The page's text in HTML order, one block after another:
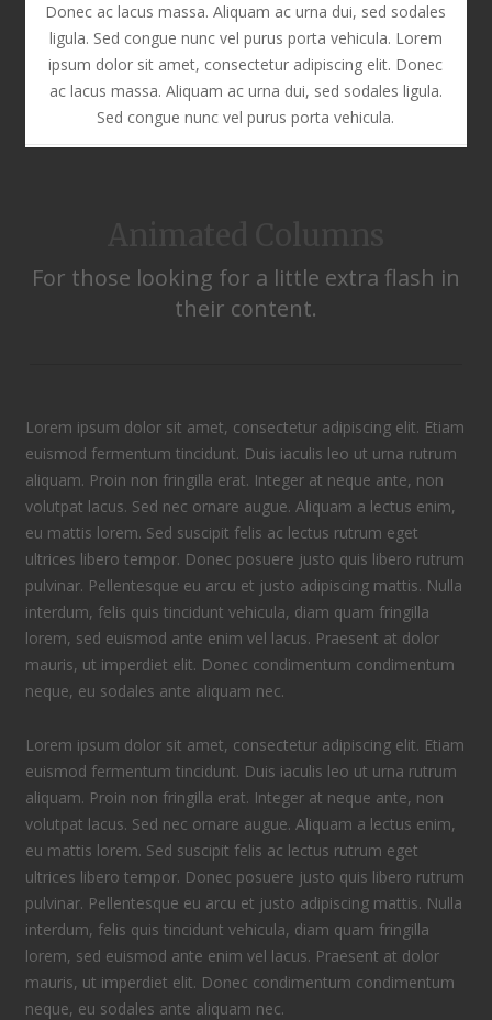
Donec ac lacus massa. Aliquam ac urna dui, sed sodales
ligula. Sed congue nunc vel purus porta vehicula. Lorem
ipsum dolor sit amet, consectetur adipiscing elit. Donec
ac lacus massa. Aliquam ac urna dui, sed sodales ligula.
Sed congue nunc vel purus porta vehicula.
For those looking for a little extra flash in
their content.
Lorem ipsum dolor sit amet, consectetur adipiscing elit. Etiam
euismod fermentum tincidunt. Duis iaculis leo ut urna rutrum
aliquam. Proin non fringilla erat. Integer at neque ante, non
volutpat lacus. Sed nec ornare augue. Aliquam a lectus enim,
eu mattis lorem. Sed suscipit felis ac lectus rutrum eget
ultrices libero tempor. Donec posuere justo quis libero rutrum
pulvinar. Pellentesque eu arcu et justo adipiscing mattis. Nulla
interdum, felis quis tincidunt vehicula, diam quam fringilla
lorem, sed euismod ante enim vel lacus. Praesent at dolor
mauris, ut imperdiet elit. Donec condimentum condimentum
neque, eu sodales ante aliquam nec.
Lorem ipsum dolor sit amet, consectetur adipiscing elit. Etiam
euismod fermentum tincidunt. Duis iaculis leo ut urna rutrum
aliquam. Proin non fringilla erat. Integer at neque ante, non
volutpat lacus. Sed nec ornare augue. Aliquam a lectus enim,
eu mattis lorem. Sed suscipit felis ac lectus rutrum eget
ultrices libero tempor. Donec posuere justo quis libero rutrum
pulvinar. Pellentesque eu arcu et justo adipiscing mattis. Nulla
interdum, felis quis tincidunt vehicula, diam quam fringilla
lorem, sed euismod ante enim vel lacus. Praesent at dolor
mauris, ut imperdiet elit. Donec condimentum condimentum
neque, eu sodales ante aliquam nec.